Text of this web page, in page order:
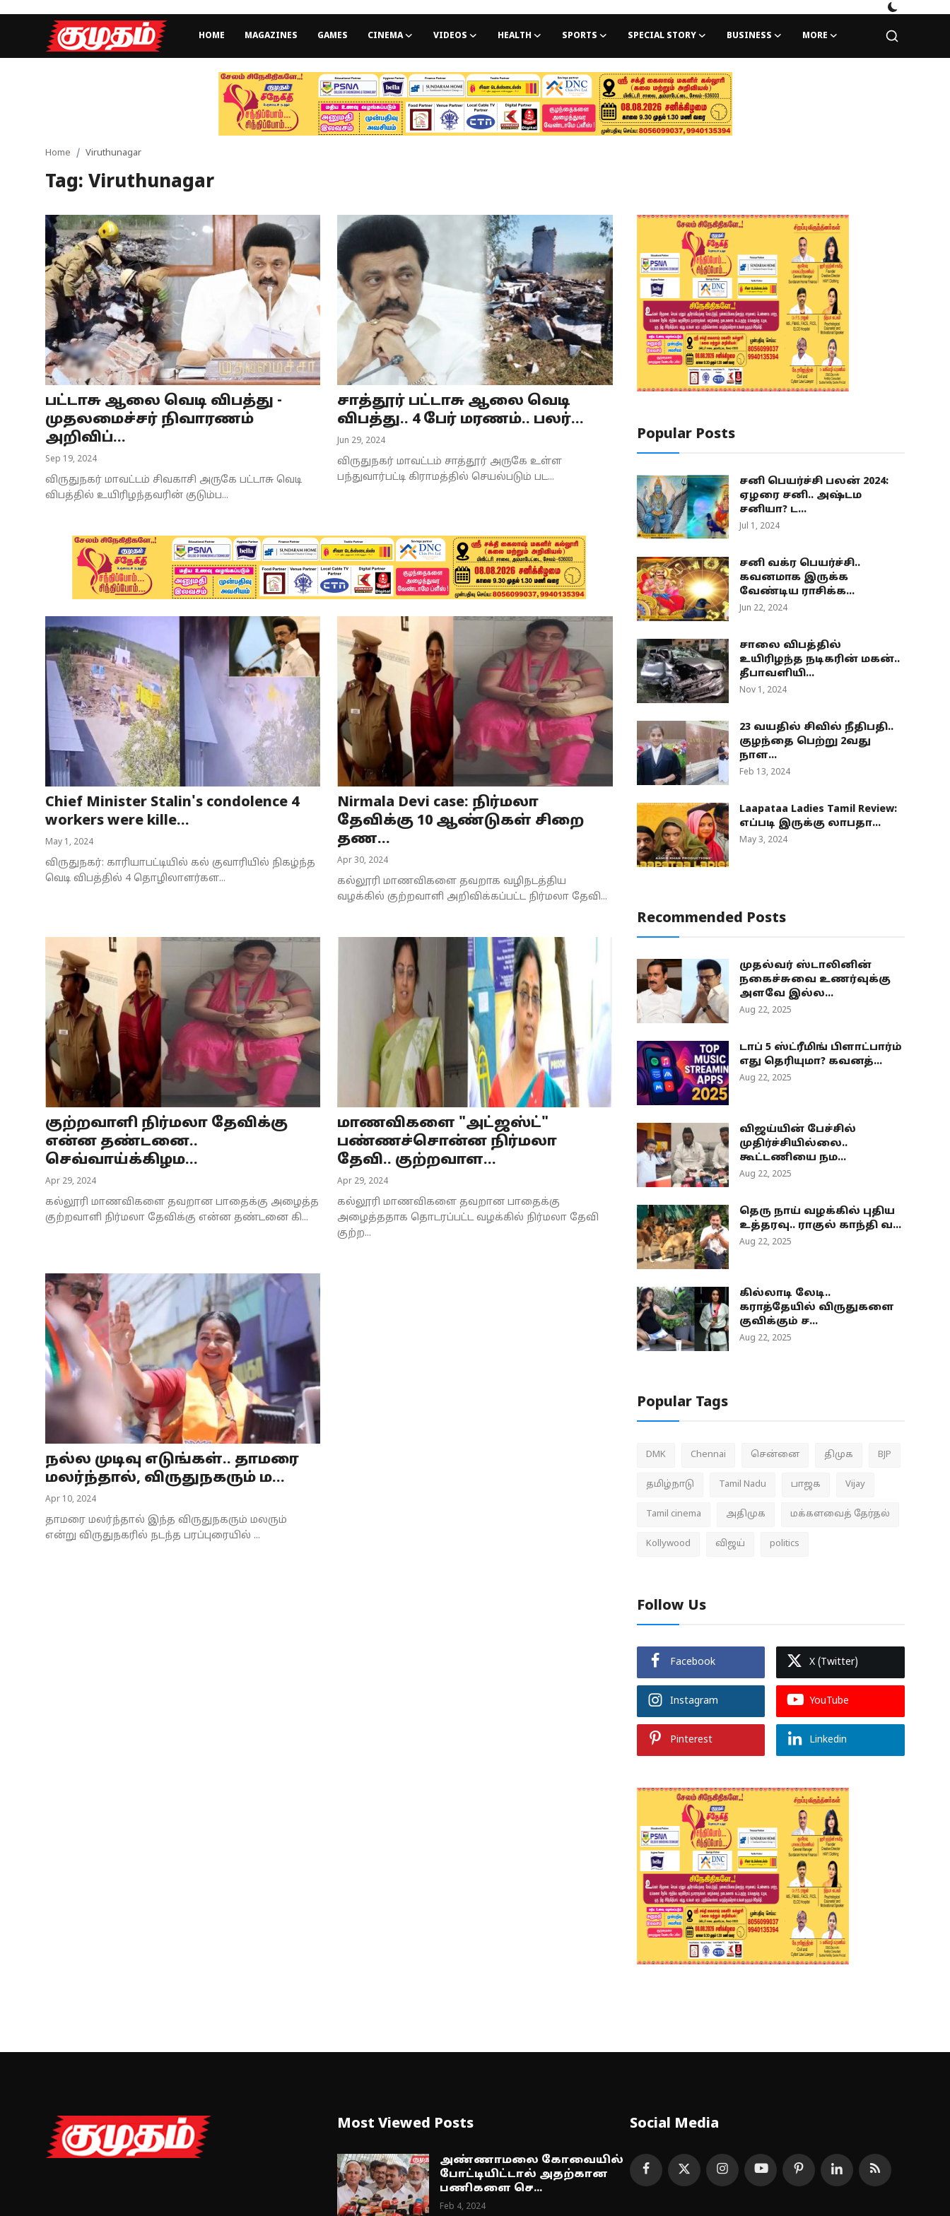
HOME MAGAZINES GAMES CINEMA VIDEOS HEALTH SPORTS SPECIAL STORY BUSINESS MORE
Games
Videos
Health
Special Story
Business
Tamilnadu
National
Astrology
Home Viruthunagar
Tag: Viruthunagar
பட்டாசு ஆலை வெடி விபத்து -
முதலமைச்சர் நிவாரணம்
அறிவிப்...
Sep 19, 2024
விருதுநகர் மாவட்டம் சிவகாசி அருகே பட்டாசு வெடி
விபத்தில் உயிரிழந்தவரின் குடும்ப...
சாத்தூர் பட்டாசு ஆலை வெடி
விபத்து.. 4 பேர் மரணம்.. பலர்...
Jun 29, 2024
விருதுநகர் மாவட்டம் சாத்தூர் அருகே உள்ள
பந்துவார்பட்டி கிராமத்தில் செயல்படும் பட...
Chief Minister Stalin's condolence 4
workers were kille...
May 1, 2024
விருதுநகர்: காரியாபட்டியில் கல் குவாரியில் நிகழ்ந்த
வெடி விபத்தில் 4 தொழிலாளர்கள...
Nirmala Devi case: நிர்மலா
தேவிக்கு 10 ஆண்டுகள் சிறை
தண...
Apr 30, 2024
கல்லூரி மாணவிகளை தவறாக வழிநடத்திய
வழக்கில் குற்றவாளி அறிவிக்கப்பட்ட நிர்மலா தேவி...
குற்றவாளி நிர்மலா தேவிக்கு
என்ன தண்டனை..
செவ்வாய்க்கிழம...
Apr 29, 2024
கல்லூரி மாணவிகளை தவறான பாதைக்கு அழைத்த
குற்றவாளி நிர்மலா தேவிக்கு என்ன தண்டனை கி...
மாணவிகளை "அட்ஜஸ்ட்"
பண்ணச்சொன்ன நிர்மலா
தேவி.. குற்றவாள...
Apr 29, 2024
கல்லூரி மாணவிகளை தவறான பாதைக்கு
அழைத்ததாக தொடரப்பட்ட வழக்கில் நிர்மலா தேவி
குற்ற...
நல்ல முடிவு எடுங்கள்.. தாமரை
மலர்ந்தால், விருதுநகரும் ம...
Apr 10, 2024
தாமரை மலர்ந்தால் இந்த விருதுநகரும் மலரும்
என்று விருதுநகரில் நடந்த பரப்புரையில் ...
Popular Posts
சனி பெயர்ச்சி பலன் 2024:
ஏழரை சனி.. அஷ்டம
சனியா? ட...
Jul 1, 2024
சனி வக்ர பெயர்ச்சி..
கவனமாக இருக்க
வேண்டிய ராசிக்க...
Jun 22, 2024
சாலை விபத்தில்
உயிரிழந்த நடிகரின் மகன்..
தீபாவளியி...
Nov 1, 2024
23 வயதில் சிவில் நீதிபதி..
குழந்தை பெற்று 2வது
நாள...
Feb 13, 2024
Laapataa Ladies Tamil Review:
எப்படி இருக்கு லாபதா...
May 3, 2024
Recommended Posts
முதல்வர் ஸ்டாலினின்
நகைச்சுவை உணர்வுக்கு
அளவே இல்ல...
Aug 22, 2025
டாப் 5 ஸ்ட்ரீமிங் பிளாட்பார்ம்
எது தெரியுமா? கவனத்...
Aug 22, 2025
விஜய்யின் பேச்சில்
முதிர்ச்சியில்லை..
கூட்டணியை நம...
Aug 22, 2025
தெரு நாய் வழக்கில் புதிய
உத்தரவு.. ராகுல் காந்தி வ...
Aug 22, 2025
கில்லாடி லேடி..
கராத்தேயில் விருதுகளை
குவிக்கும் ச...
Aug 22, 2025
Popular Tags
DMK Chennai சென்னை திமுக BJP
தமிழ்நாடு Tamil Nadu பாஜக Vijay
Tamil cinema அதிமுக மக்களவைத் தேர்தல்
Kollywood விஜய் politics
Follow Us
Facebook X (Twitter)
Instagram YouTube
Pinterest Linkedin
Most Viewed Posts
அண்ணாமலை கோவையில்
போட்டியிட்டால் அதற்கான
பணிகளை செ...
Feb 4, 2024
Social Media